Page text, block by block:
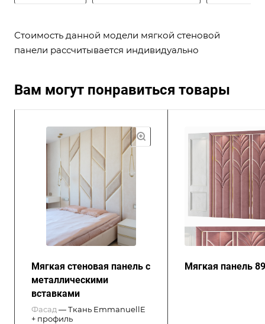
Стоимость данной модели мягкой стеновой
панели рассчитывается индивидуально
Вам могут понравиться товары
Мягкая стеновая панель с
металлическими
вставками
Фасад —Ткань EmmanuellE
+ профиль
Мягкая панель 89